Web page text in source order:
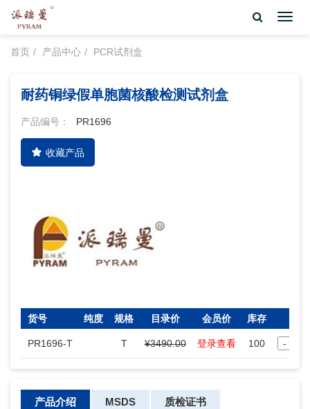
首页
产品中心 PCR试剂盒
耐药铜绿假单胞菌核酸检测试剂盒
产品编号： PR1696
收藏产品
货号 纯度 规格 目录价 会员价 库存
PR1696-T T ¥3490.00 登录查看 100 -
产品介绍 MSDS 质检证书